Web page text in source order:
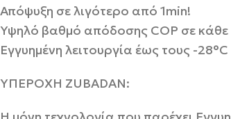
Απόψυξη σε λιγότερο από 1min!
Υψηλό βαθμό απόδοσης COP σε κάθε
Εγγυημένη λειτουργία έως τους -
ΥΠΕΡΟΧΗ ZUBADAN: